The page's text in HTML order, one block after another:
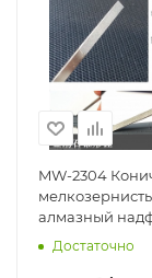
MW-2304
алмазный
(начало 0.3
4mm) ManWah
Достаточно